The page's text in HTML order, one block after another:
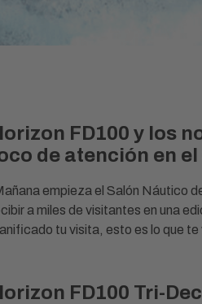
FD100 y los
de atención en
empieza el Salón Náutico
a miles de visitantes en una
tu visita, esto es lo que te
FD100 Tri-